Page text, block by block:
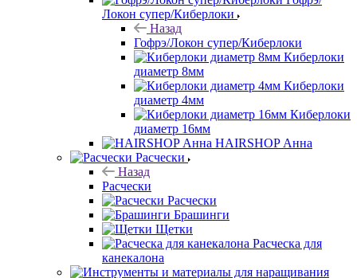
Локон супер/Киберлоки
Назад
Гофрэ/Локон супер/Киберлоки
Киберлоки
диаметр 8мм
Киберлоки
диаметр 4мм
Киберлоки
диаметр 16мм
HAIRSHOP Анна
Расчески
Назад
Расчески
Расчески
Брашинги
Щетки
Расческа для
канекалона